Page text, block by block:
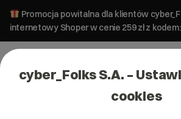
Promocja powitalna dla klientów
internetowy Shoper w cenie 259 zł z kodem:
cyber_Folks S.A. –
cookies